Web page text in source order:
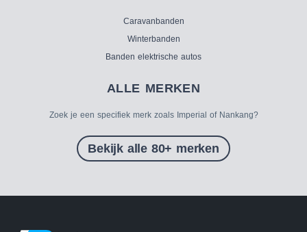
Caravanbanden
Winterbanden
Banden elektrische autos
ALLE MERKEN
Zoek je een specifiek merk zoals Imperial of Nankang?
Bekijk alle 80+ merken